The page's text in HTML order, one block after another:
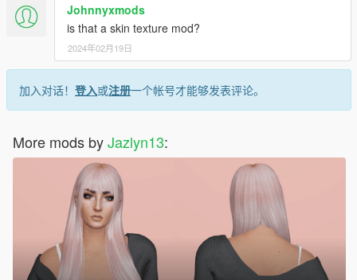
Johnnyxmods
is that a skin texture mod?
2024年02月19日
加入对话！ 登入或注册一个帐号才能够发表评论。
More mods byJazlyn13: